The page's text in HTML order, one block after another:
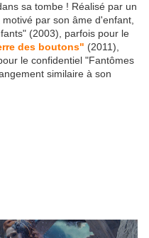
sa tombe ! Réalisé par un
par son âme d'enfant,
(2003), parfois pour le
des boutons" (2011),
le confidentiel "Fantômes
similaire à son